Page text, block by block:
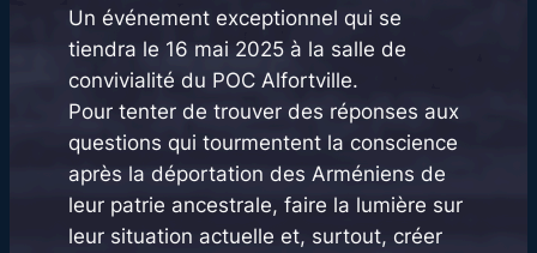
Un événement exceptionnel qui se
tiendra le 16 mai 2025 à la salle de
convivialité du POC Alfortville.
Pour tenter de trouver des réponses aux
questions qui tourmentent la conscience
après la déportation des Arméniens de
leur patrie ancestrale, faire la lumière sur
leur situation actuelle et, surtout, créer